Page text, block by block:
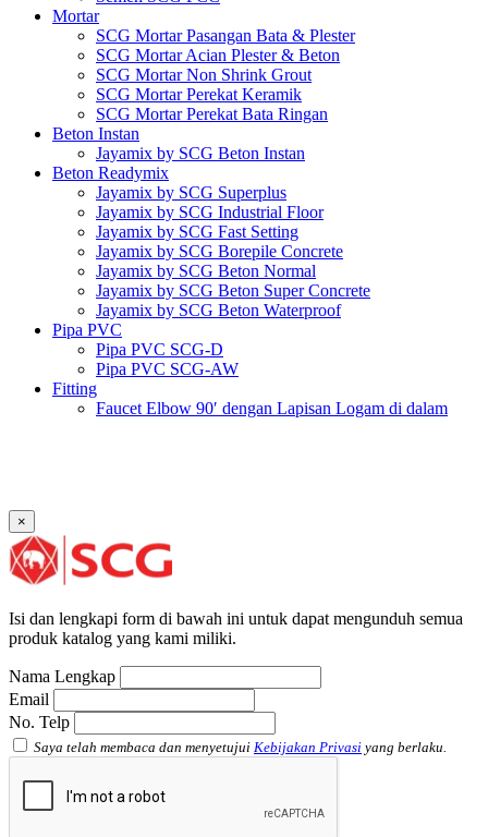
Mortar
SCG Mortar Pasangan Bata & Plester
SCG Mortar Acian Plester & Beton
SCG Mortar Non Shrink Grout
SCG Mortar Perekat Keramik
SCG Mortar Perekat Bata Ringan
Beton Instan
Jayamix by SCG Beton Instan
Beton Readymix
Jayamix by SCG Superplus
Jayamix by SCG Industrial Floor
Jayamix by SCG Fast Setting
Jayamix by SCG Borepile Concrete
Jayamix by SCG Beton Normal
Jayamix by SCG Beton Super Concrete
Jayamix by SCG Beton Waterproof
Pipa PVC
Pipa PVC SCG-D
Pipa PVC SCG-AW
Fitting
Faucet Elbow 90′ dengan Lapisan Logam di dalam
Plug SCG AW
Shinkolite
Atap Akrilik Shinkolite Shade
×
Isi dan lengkapi form di bawah ini untuk dapat mengunduh semua
produk katalog yang kami miliki.
Nama Lengkap
Email
No. Telp
Saya telah membaca dan menyetujui Kebijakan Privasi yang berlaku.